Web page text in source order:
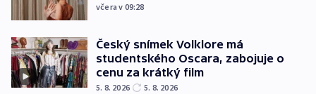
včera v 09:28
Český snímek Volklore má
studentského Oscara, zabojuje o
cenu za krátký film
5. 8. 2026 5. 8. 2026